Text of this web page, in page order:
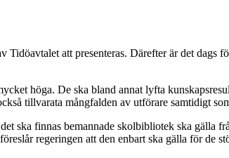
att presenteras. Därefter är det
höga. De ska bland annat lyfta
tillvarata mångfalden av utförare samtidigt
ska finnas bemannade skolbibliotek ska gälla
regeringen att den enbart ska gälla för de